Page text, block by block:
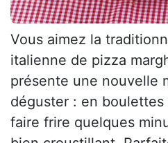
Vous aimez la
italienne de pizza
présente une nouvelle
déguster : en
faire frire quelques